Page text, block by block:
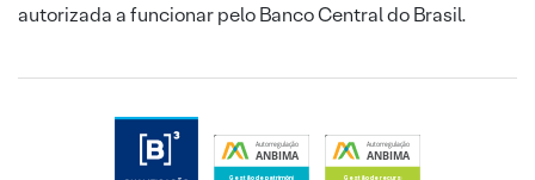
autorizada a funcionar pelo Banco Central do Brasil.